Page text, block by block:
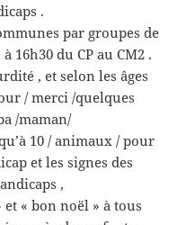
.
par groupes de
16h30 du CP au CM2 .
, et selon les âges
/ merci /quelques
/maman/
10 / animaux / pour
et les signes des
,
« bon noël » à tous